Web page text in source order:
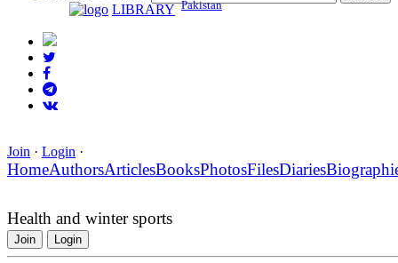
LIBRARY Pakistan
Join · Login ·
HomeAuthorsArticlesBooksPhotosFilesDiaries
Health and winter sports
Join Login